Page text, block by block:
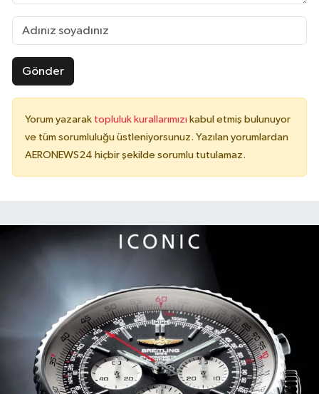
Gönder
Yorum yazarak topluluk kurallarımızı kabul etmiş bulunuyor
ve tüm sorumluluğu üstleniyorsunuz. Yazılan yorumlardan
AERONEWS24 hiçbir şekilde sorumlu tutulamaz.